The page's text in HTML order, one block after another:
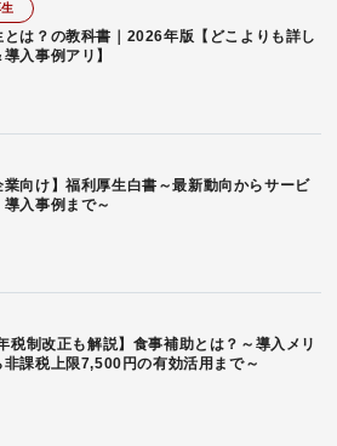
とは？の教科書｜2026年版【どこよりも詳し
入事例アリ】
業向け】福利厚生白書～最新動向からサービ
導入事例まで～
税制改正も解説】食事補助とは？～導入メリ
非課税上限7,500円の有効活用まで～